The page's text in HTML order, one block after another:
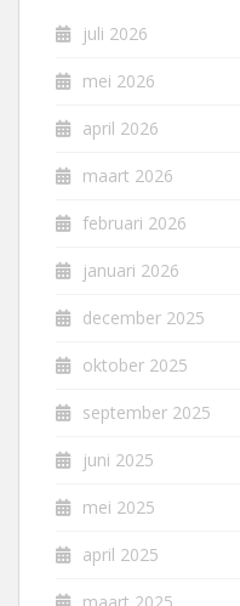
juli 2026
mei 2026
april 2026
maart 2026
februari 2026
januari 2026
december 2025
oktober 2025
september 2025
juni 2025
mei 2025
april 2025